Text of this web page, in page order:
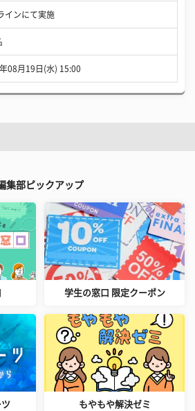
インにて実施
08月19日(水) 15:00
集部ピックアップ
学生の窓口 限定クーポン
もやもや解決ゼミ